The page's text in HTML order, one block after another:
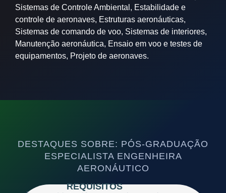
Sistemas de Controle Ambiental, Estabilidade e
controle de aeronaves, Estruturas aeronáuticas,
Sistemas de comando de voo, Sistemas de interiores,
Manutenção aeronáutica, Ensaio em voo e testes de
equipamentos, Projeto de aeronaves.
DESTAQUES SOBRE: PÓS-GRADUAÇÃO
ESPECIALISTA ENGENHEIRA
AERONÁUTICO
REQUISITOS